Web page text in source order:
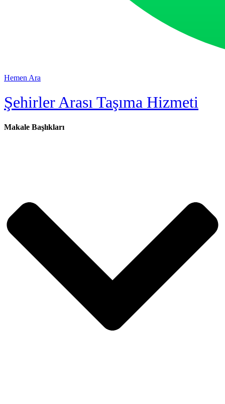
Hemen Ara
Şehirler Arası Taşıma Hizmeti
Makale Başlıkları